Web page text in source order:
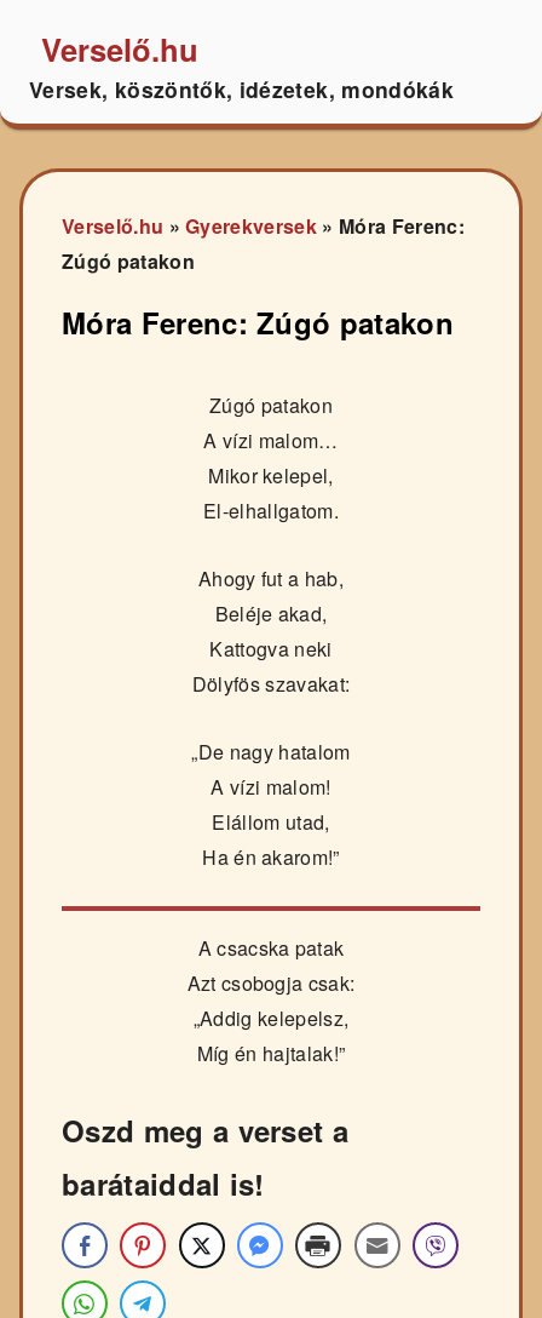
Verselő.hu
Versek, köszöntők, idézetek, mondókák
Verselő.hu »Gyerekversek » Móra Ferenc:
Zúgó patakon
Móra Ferenc: Zúgó patakon
Zúgó patakon
A vízi malom…
Mikor kelepel,
El-elhallgatom.
Ahogy fut a hab,
Beléje akad,
Kattogva neki
Dölyfös szavakat:
„De nagy hatalom
A vízi malom!
Elállom utad,
Ha én akarom!”
A csacska patak
Azt csobogja csak:
„Addig kelepelsz,
Míg én hajtalak!”
Oszd meg a verset a
barátaiddal is!